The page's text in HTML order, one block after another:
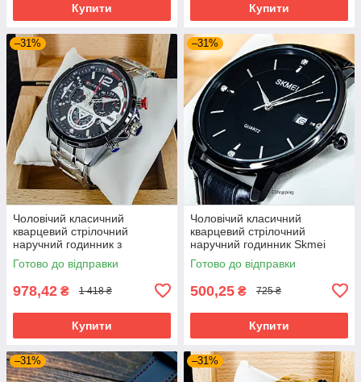
Купити Купити
–31%
Чоловічий класичний
кварцевий стрілочний
наручний годинник з
хронографом Curren 8395
SB. Металевий браслет
Готово до відправки
978,42 ₴ 1 418 ₴
Купити
–31%
Чоловічий класичний
кварцевий стрілочний
наручний годинник Skmei
1801 BBL. Унісекс
Готово до відправки
500,25 ₴ 725 ₴
Купити
–31% –31%